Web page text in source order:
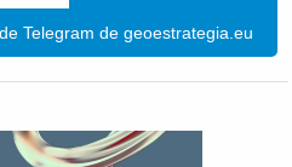
Telegram de geoestrategia.eu